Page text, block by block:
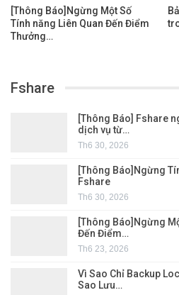
[Thông Báo]Ngừng Một Số
Tính năng Liên Quan Đến Điểm
Thưởng…
Fshare
[Thông Báo] Fshare
dịch vụ từ…
Th6 30, 2026
[Thông Báo]Ngừng
Fshare
Th6 30, 2026
[Thông Báo]Ngừng
Đến Điểm…
Th6 23, 2026
Vì Sao Chỉ Backup
Sao Lưu…